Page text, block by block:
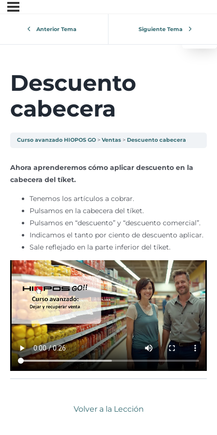
Anterior Tema Siguiente Tema
Descuento
cabecera
Curso avanzado HIOPOS GO Ventas Descuento cabecera
Ahora aprenderemos cómo aplicar descuento en la
cabecera del tíket.
Tenemos los artículos a cobrar.
Pulsamos en la cabecera del tíket.
Pulsamos en “descuento” y “descuento comercial”.
Indicamos el tanto por ciento de descuento aplicar.
Sale reflejado en la parte inferior del tíket.
Volver a la Lección